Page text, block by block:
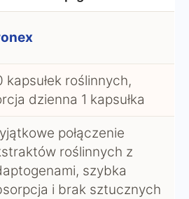
kapsułek roślinnych,
dzienna 1 kapsułka
połączenie
roślinnych z
szybka
i brak sztucznych